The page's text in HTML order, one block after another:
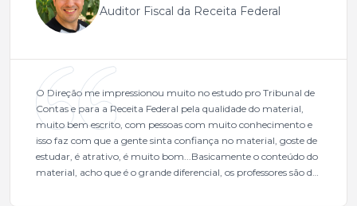
Auditor Fiscal da Receita Federal
O Direção me impressionou muito no estudo pro Tribunal de
Contas e para a Receita Federal pela qualidade do material,
muito bem escrito, com pessoas com muito conhecimento e
isso faz com que a gente sinta confiança no material, goste de
estudar, é atrativo, é muito bom...Basicamente o conteúdo do
material, acho que é o grande diferencial, os professores são de